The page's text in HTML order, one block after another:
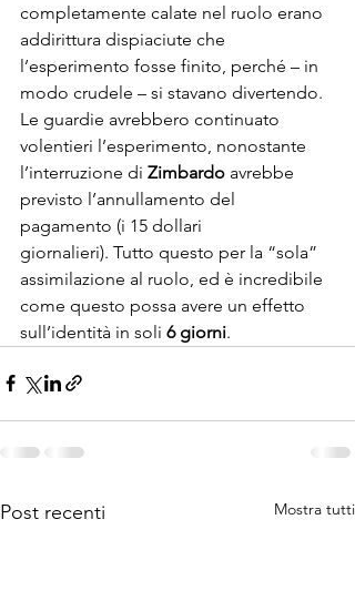
completamente calate nel ruolo erano
addirittura dispiaciute che
l’esperimento fosse finito, perché – in
modo crudele – si stavano divertendo.
Le guardie avrebbero continuato
volentieri l’esperimento, nonostante
l’interruzione di Zimbardo avrebbe
previsto l’annullamento del
pagamento (i 15 dollari
giornalieri). Tutto questo per la “sola”
assimilazione al ruolo, ed è incredibile
come questo possa avere un effetto
sull’identità in soli 6 giorni.
Post recenti Mostra tutti